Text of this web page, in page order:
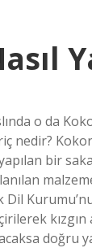
o da
nedir?
bir
Dil
doğru